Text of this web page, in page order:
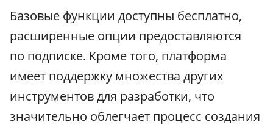
Базовые функции доступны бесплатно,
расширенные опции предоставляются
по подписке. Кроме того, платформа
имеет поддержку множества других
инструментов для разработки, что
значительно облегчает процесс создания